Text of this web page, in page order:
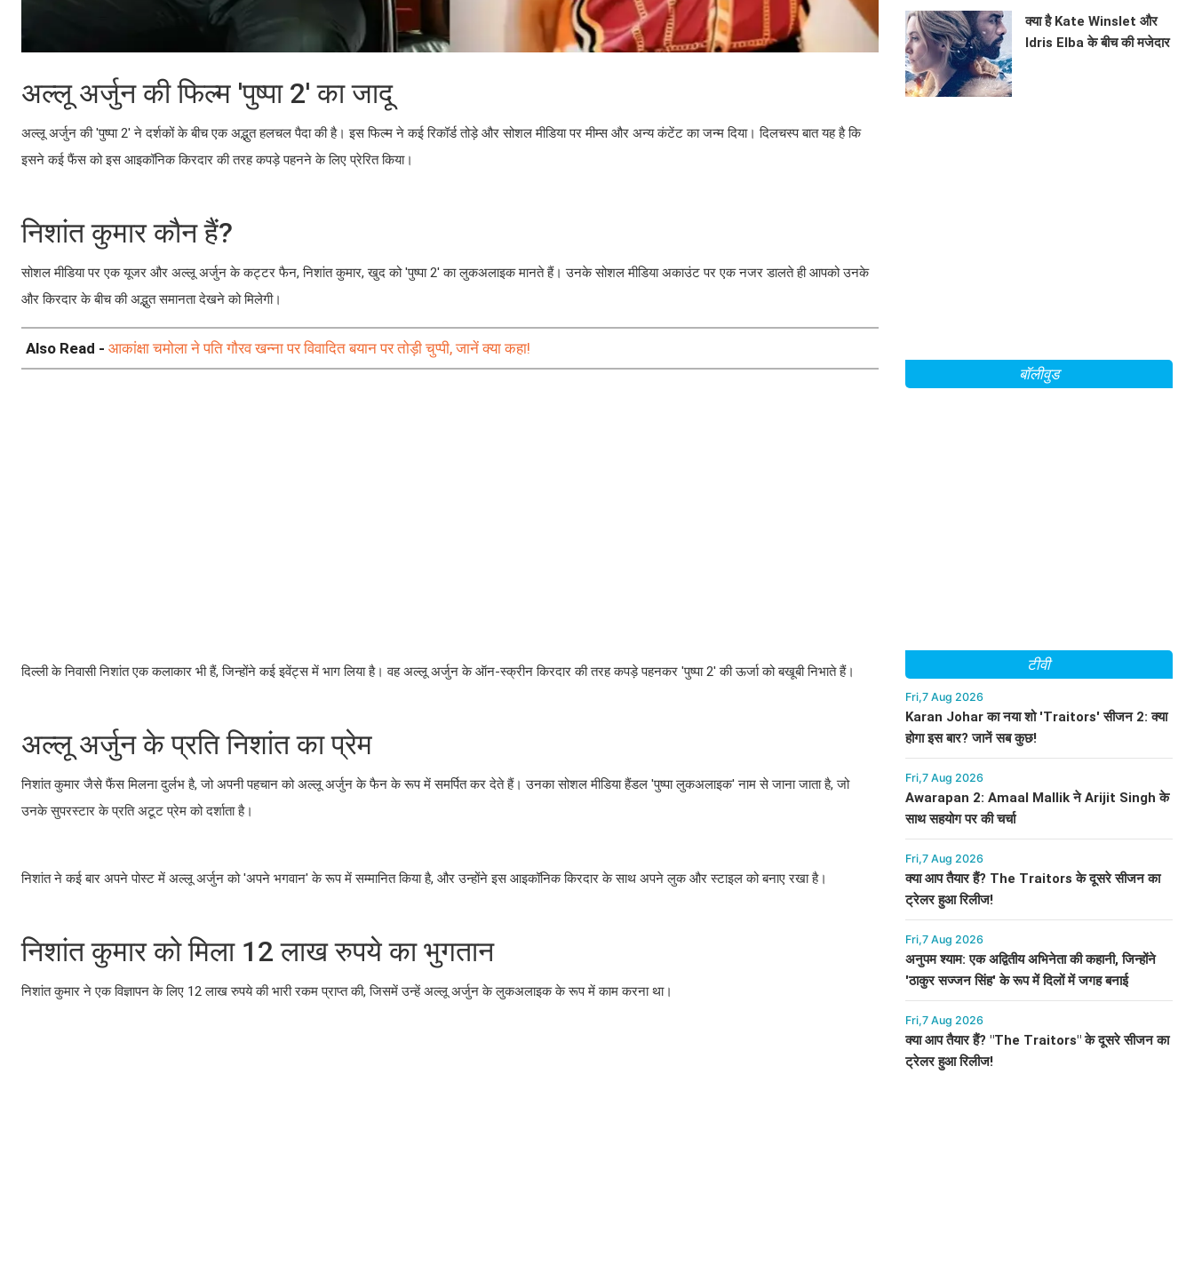
अल्लू अर्जुन की फिल्म 'पुष्पा 2' का जादू
अल्लू अर्जुन की 'पुष्पा 2' ने दर्शकों के बीच एक अद्भुत हलचल पैदा की है। इस फिल्म ने कई रिकॉर्ड तोड़े और सोशल मीडिया पर मीम्स और अन्य कंटेंट का जन्म दिया। दिलचस्प बात यह है कि
इसने कई फैंस को इस आइकॉनिक किरदार की तरह कपड़े पहनने के लिए प्रेरित किया।
निशांत कुमार कौन हैं?
सोशल मीडिया पर एक यूजर और अल्लू अर्जुन के कट्टर फैन, निशांत कुमार, खुद को 'पुष्पा 2' का लुकअलाइक मानते हैं। उनके सोशल मीडिया अकाउंट पर एक नजर डालते ही आपको उनके
और किरदार के बीच की अद्भुत समानता देखने को मिलेगी।
Also Read - आकांक्षा चमोला ने पति गौरव खन्ना पर विवादित बयान पर तोड़ी चुप्पी, जानें क्या कहा!
दिल्ली के निवासी निशांत एक कलाकार भी हैं, जिन्होंने कई इवेंट्स में भाग लिया है। वह अल्लू अर्जुन के ऑन-स्क्रीन किरदार की तरह कपड़े पहनकर 'पुष्पा 2' की ऊर्जा को बखूबी निभाते हैं।
अल्लू अर्जुन के प्रति निशांत का प्रेम
निशांत कुमार जैसे फैंस मिलना दुर्लभ है, जो अपनी पहचान को अल्लू अर्जुन के फैन के रूप में समर्पित कर देते हैं। उनका सोशल मीडिया हैंडल 'पुष्पा लुकअलाइक' नाम से जाना जाता है, जो
उनके सुपरस्टार के प्रति अटूट प्रेम को दर्शाता है।
निशांत ने कई बार अपने पोस्ट में अल्लू अर्जुन को 'अपने भगवान' के रूप में सम्मानित किया है, और उन्होंने इस आइकॉनिक किरदार के साथ अपने लुक और स्टाइल को बनाए रखा है।
निशांत कुमार को मिला 12 लाख रुपये का भुगतान
निशांत कुमार ने एक विज्ञापन के लिए 12 लाख रुपये की भारी रकम प्राप्त की, जिसमें उन्हें अल्लू अर्जुन के लुकअलाइक के रूप में काम करना था।
क्या है Kate Winslet और
Idris Elba के बीच की मजेदार
बॉलीवुड
टीवी
Fri,7 Aug 2026
Karan Johar का नया शो 'Traitors' सीजन 2: क्या
होगा इस बार? जानें सब कुछ!
Fri,7 Aug 2026
Awarapan 2: Amaal Mallik ने Arijit Singh के
साथ सहयोग पर की चर्चा
Fri,7 Aug 2026
क्या आप तैयार हैं? The Traitors के दूसरे सीजन का
ट्रेलर हुआ रिलीज!
Fri,7 Aug 2026
अनुपम श्याम: एक अद्वितीय अभिनेता की कहानी, जिन्होंने
'ठाकुर सज्जन सिंह' के रूप में दिलों में जगह बनाई
Fri,7 Aug 2026
क्या आप तैयार हैं? "The Traitors" के दूसरे सीजन का
ट्रेलर हुआ रिलीज!